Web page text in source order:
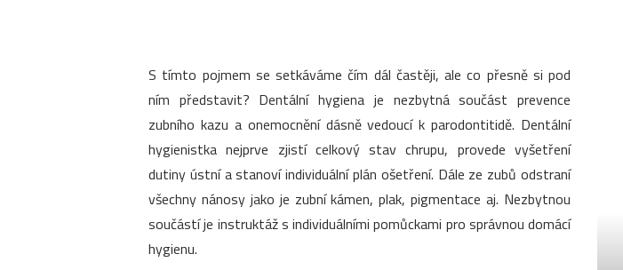
S tímto pojmem se setkáváme čím dál častěji, ale co přesně si pod
ním představit? Dentální hygiena je nezbytná součást prevence
zubního kazu a onemocnění dásně vedoucí k parodontitidě. Dentální
hygienistka nejprve zjistí celkový stav chrupu, provede vyšetření
dutiny ústní a stanoví individuální plán ošetření. Dále ze zubů odstraní
všechny nánosy jako je zubní kámen, plak, pigmentace aj. Nezbytnou
součástí je instruktáž s individuálními pomůckami pro správnou domácí
hygienu.